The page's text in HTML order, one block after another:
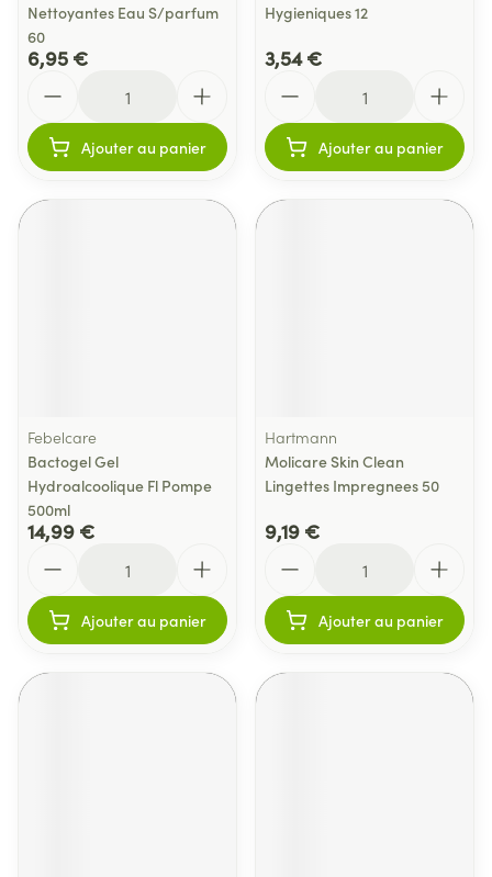
Nettoyantes Eau S/parfum
60
6,95 €
Ajouter au panier
Hygieniques 12
3,54 €
Ajouter au panier
Febelcare
Bactogel Gel
Hydroalcoolique Fl Pompe
500ml
14,99 €
Ajouter au panier
Hartmann
Molicare Skin Clean
Lingettes Impregnees 50
9,19 €
Ajouter au panier